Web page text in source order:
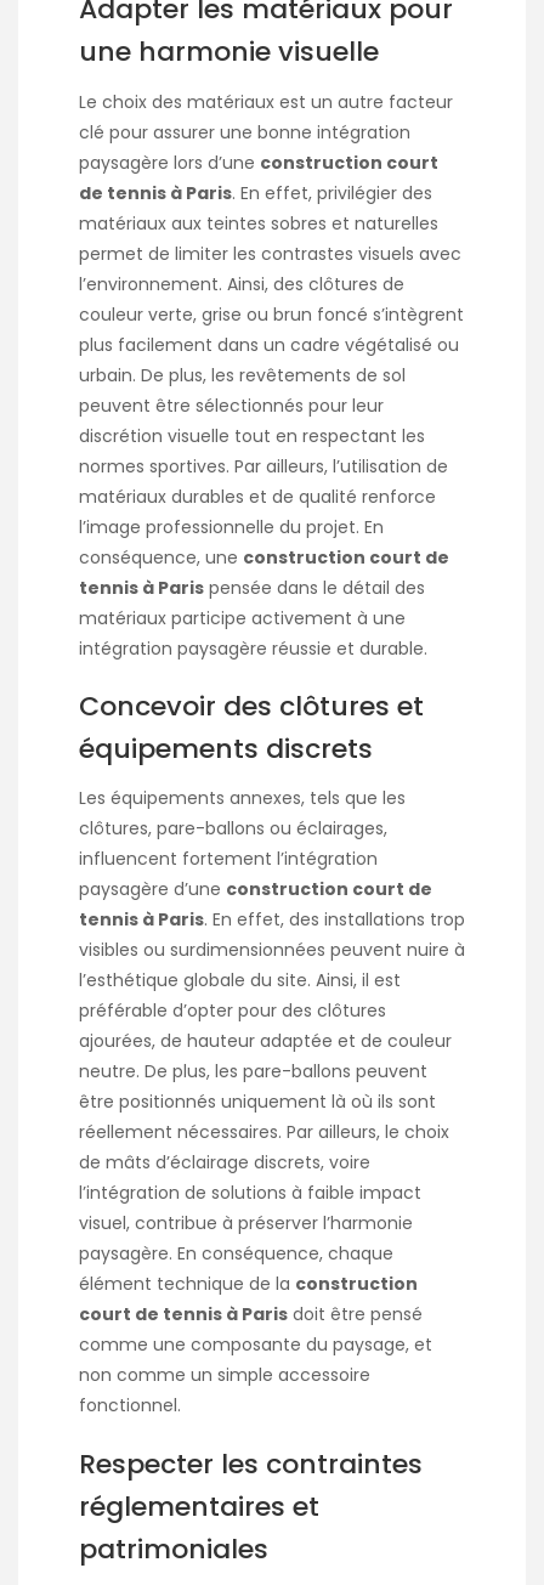
Adapter les matériaux pour
une harmonie visuelle
Le choix des matériaux est un autre facteur
clé pour assurer une bonne intégration
paysagère lors d’une construction court
de tennis à Paris. En effet, privilégier des
matériaux aux teintes sobres et naturelles
permet de limiter les contrastes visuels avec
l’environnement. Ainsi, des clôtures de
couleur verte, grise ou brun foncé s’intègrent
plus facilement dans un cadre végétalisé ou
urbain. De plus, les revêtements de sol
peuvent être sélectionnés pour leur
discrétion visuelle tout en respectant les
normes sportives. Par ailleurs, l’utilisation de
matériaux durables et de qualité renforce
l’image professionnelle du projet. En
conséquence, une construction court de
tennis à Paris pensée dans le détail des
matériaux participe activement à une
intégration paysagère réussie et durable.
Concevoir des clôtures et
équipements discrets
Les équipements annexes, tels que les
clôtures, pare-ballons ou éclairages,
influencent fortement l’intégration
paysagère d’une construction court de
tennis à Paris. En effet, des installations trop
visibles ou surdimensionnées peuvent nuire à
l’esthétique globale du site. Ainsi, il est
préférable d’opter pour des clôtures
ajourées, de hauteur adaptée et de couleur
neutre. De plus, les pare-ballons peuvent
être positionnés uniquement là où ils sont
réellement nécessaires. Par ailleurs, le choix
de mâts d’éclairage discrets, voire
l’intégration de solutions à faible impact
visuel, contribue à préserver l’harmonie
paysagère. En conséquence, chaque
élément technique de la construction
court de tennis à Paris doit être pensé
comme une composante du paysage, et
non comme un simple accessoire
fonctionnel.
Respecter les contraintes
réglementaires et
patrimoniales